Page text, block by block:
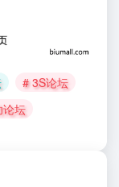
# 3S论坛
论坛